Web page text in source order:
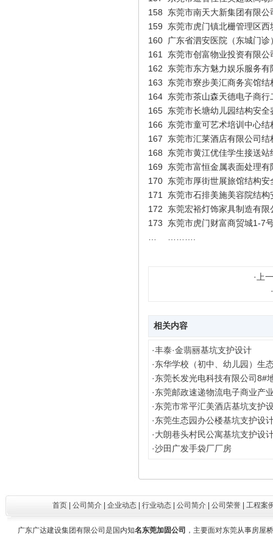
158
东莞市南天大新集团有限
159
东莞市虎门镇北栅管理区
160
广东省泗安医院（东城门
161
东莞市创富物业投资有限
162
东莞市东方魅力娱乐服务
163
东莞市寮步美汇商务宾馆结
164 东莞市茶山森天德电子商
165 东莞市长塘幼儿园结构安全
166
东莞市童可艺术培训中心结
167
东莞市汇莱酒店有限公司结
168
东莞市黄江优佳学生接送站
169
东莞市富恒金属表面处理
170 东莞市厚街世展旅馆结构安
171
东莞市石排美施美容院结构
172
东莞宏裕灯饰家具制造有
173
东莞市虎门财富商贸城1-7
· 上
·
相关内容
·丰泰·金翡丽基坑支护设计
·东华学校（初中、幼儿园）生
·东莞长发光电科技有限公司8#
·东莞邮政速递物流电子商业产
·东莞市常平汇美酒店基坑支护
·东莞生态园办公楼基坑支护设
·大朗巷头村民公寓基坑支护设
·沙田广发手袋厂厂房
首页 公司简介 企业动态 行业动态 公司简介 公司荣誉 工程案
广东广达建设集团有限公司是国内知名东莞加固公司 ，主要面对东莞从事房屋